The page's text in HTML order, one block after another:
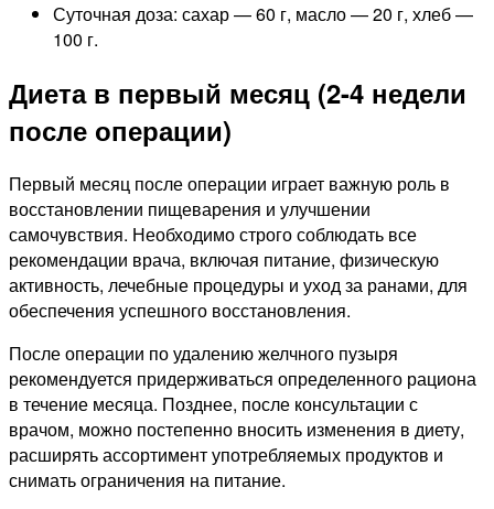
Суточная доза: сахар — 60 г, масло — 20 г, хлеб —
100 г.
Диета в первый месяц (2-4 недели
после операции)
Первый месяц после операции играет важную роль в
восстановлении пищеварения и улучшении
самочувствия. Необходимо строго соблюдать все
рекомендации врача, включая питание, физическую
активность, лечебные процедуры и уход за ранами, для
обеспечения успешного восстановления.
После операции по удалению желчного пузыря
рекомендуется придерживаться определенного рациона
в течение месяца. Позднее, после консультации с
врачом, можно постепенно вносить изменения в диету,
расширять ассортимент употребляемых продуктов и
снимать ограничения на питание.